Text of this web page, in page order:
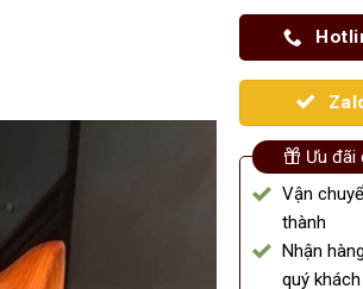
Ưu đãi
Vận
thành
Nhận
quý khách